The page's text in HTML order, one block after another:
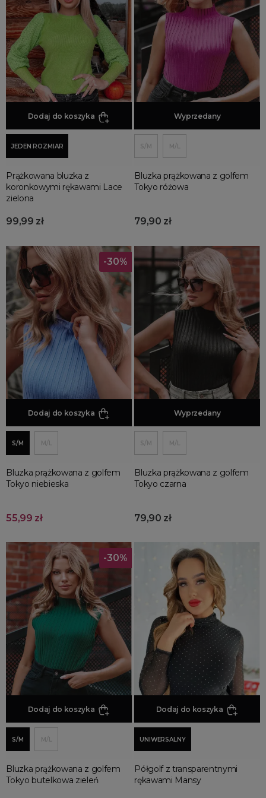
piękne
seksowne
unikatowe
ODCIEŃ
butelkowa zieleń
limonkowe
RODZAJ
klasyczne
sweterki
tureckie
wizytowe
RĘKAW
bez rękawów
koronkowe rękawy
z bufiastymi rękawami
z długim rękawem
z ozdobnymi rękawami
OKAZJA
do jogi
do pracy
do tańca
Dodaj do koszyka
JEDEN ROZMIAR
Prążkowana bluzka z
koronkowymi rękawami Lace
zielona
99,99 zł
Dodaj do koszyka
Wyprzedany
S/M M/L
Bluzka prążkowana z golfem
Tokyo różowa
79,90 zł
Dodaj do koszyka
S/M M/L
Bluzka prążkowana z golfem
Tokyo niebieska
55,99 zł
-30%
Dodaj do koszyka
Wyprzedany
S/M M/L
Bluzka prążkowana z golfem
Tokyo czarna
79,90 zł
Dodaj do koszyka
S/M M/L
Bluzka prążkowana z golfem
Tokyo butelkowa zieleń
-30%
Dodaj do koszyka
UNIWERSALNY
Półgolf z transparentnymi
rękawami Mansy